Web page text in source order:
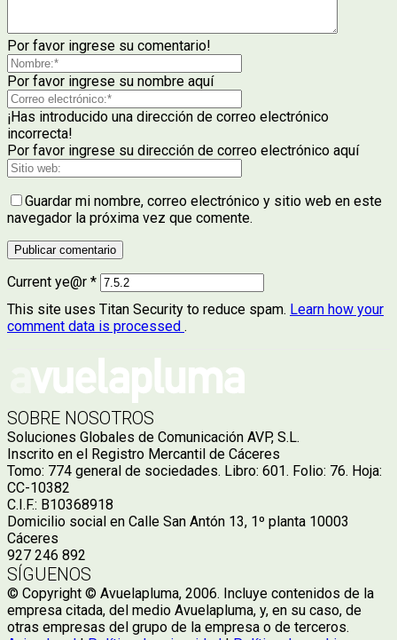
Por favor ingrese su comentario!
Por favor ingrese su nombre aquí
¡Has introducido una dirección de correo electrónico
incorrecta!
Por favor ingrese su dirección de correo electrónico aquí
Guardar mi nombre, correo electrónico y sitio web en este
navegador la próxima vez que comente.
Current ye@r *
This site uses Titan Security to reduce spam. Learn how your
comment data is processed .
SOBRE NOSOTROS
Soluciones Globales de Comunicación AVP, S.L.
Inscrito en el Registro Mercantil de Cáceres
Tomo: 774 general de sociedades. Libro: 601. Folio: 76. Hoja:
CC-10382
C.I.F.: B10368918
Domicilio social en Calle San Antón 13, 1º planta 10003
Cáceres
927 246 892
SÍGUENOS
© Copyright © Avuelapluma, 2006. Incluye contenidos de la
empresa citada, del medio Avuelapluma, y, en su caso, de
otras empresas del grupo de la empresa o de terceros.